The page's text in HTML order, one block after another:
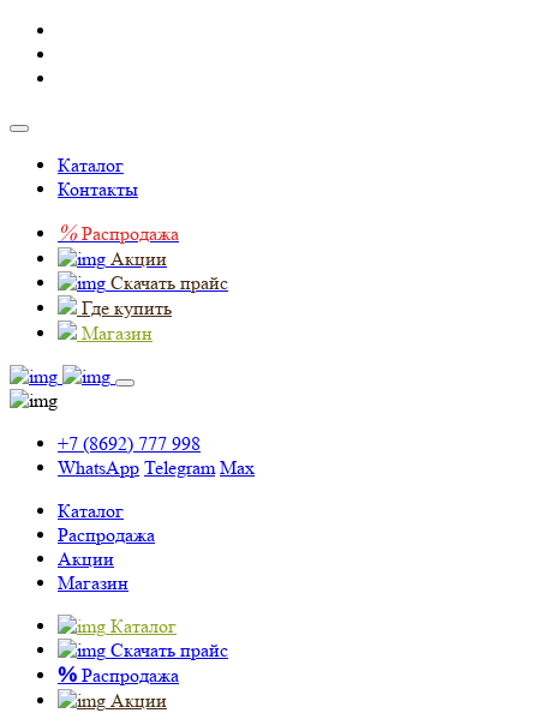
Каталог
Контакты
% Распродажа
Акции
Скачать прайс
Где купить
Магазин
+7 (8692) 777 998
WhatsApp Telegram Max
Каталог
Распродажа
Акции
Магазин
Каталог
Скачать прайс
% Распродажа
Акции